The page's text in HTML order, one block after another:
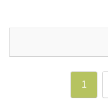
1